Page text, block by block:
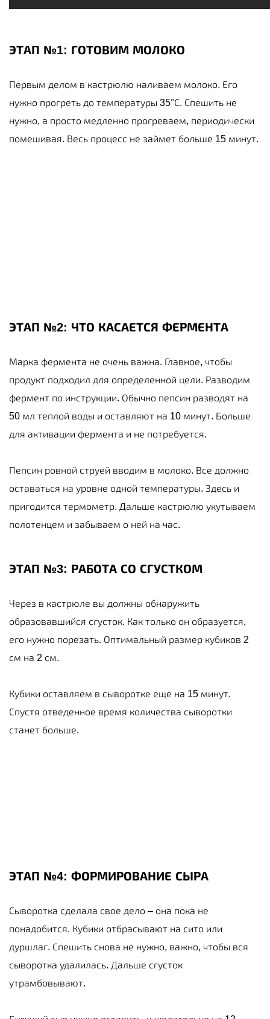
ЭТАП №1: ГОТОВИМ МОЛОКО
Первым делом в кастрюлю наливаем молоко. Его
нужно прогреть до температуры 35°С. Спешить не
нужно, а просто медленно прогреваем, периодически
помешивая. Весь процесс не займет больше 15 минут.
ЭТАП №2: ЧТО КАСАЕТСЯ ФЕРМЕНТА
Марка фермента не очень важна. Главное, чтобы
продукт подходил для определенной цели. Разводим
фермент по инструкции. Обычно пепсин разводят на
50 мл теплой воды и оставляют на 10 минут. Больше
для активации фермента и не потребуется.
Пепсин ровной струей вводим в молоко. Все должно
оставаться на уровне одной температуры. Здесь и
пригодится термометр. Дальше кастрюлю укутываем
полотенцем и забываем о ней на час.
ЭТАП №3: РАБОТА СО СГУСТКОМ
Через в кастрюле вы должны обнаружить
образовавшийся сгусток. Как только он образуется,
его нужно порезать. Оптимальный размер кубиков 2
см на 2 см.
Кубики оставляем в сыворотке еще на 15 минут.
Спустя отведенное время количества сыворотки
станет больше.
ЭТАП №4: ФОРМИРОВАНИЕ СЫРА
Сыворотка сделала свое дело – она пока не
понадобится. Кубики отбрасывают на сито или
дуршлаг. Спешить снова не нужно, важно, чтобы вся
сыворотка удалилась. Дальше сгусток
утрамбовывают.